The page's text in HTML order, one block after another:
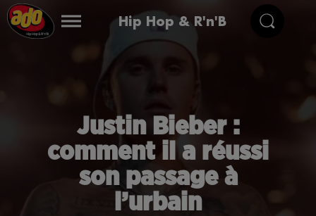
Hip Hop & R'n'B
Justin Bieber :
comment il a réussi
son passage à
l’urbain